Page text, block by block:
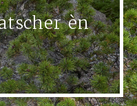
èn